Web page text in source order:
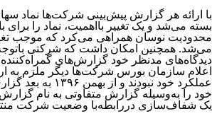
با ارائه هر گزارش پیش‌بینی شرکت‌‌‌‌‌‌‌‌‌‌‌‌‌‌‌‌‌‌‌‌‌‌‌‌‌‌‌‌‌‌‌ها نماد
بسته می‌شد و یک تغییر بااهمیت، نماد را برای
محدودیت نوسان همراهی می‌کرد که موجب
می‌شد. همچنین امکان داشت که شرکتی
دیدگاه‌‌‌‌‌‌‌‌‌‌‌‌‌‌‌‌‌‌‌‌‌‌‌‌‌‌‌‌‌‌‌های مدنظر خود گزارش‌های
اعلام سازمان بورس شرکت‌‌‌‌‌‌‌‌‌‌‌‌‌‌‌‌‌‌‌‌‌‌‌‌‌‌‌‌‌‌‌ها دیگر ملزم به
عملکرد خود نبودند و
خود را به‌وسیله گزارش متفاوتی به نام
یک شفاف‌سازی دررابطه‌با وضعیت شرکت